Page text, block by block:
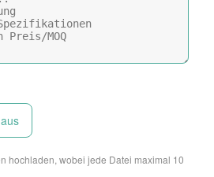
hochladen, wobei jede Datei maximal 10